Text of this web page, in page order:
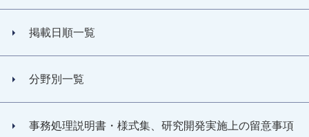
掲載日順一覧
分野別一覧
事務処理説明書・様式集、研究開発実施上の留意事項